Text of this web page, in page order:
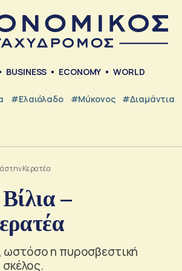
BUSINESS ECONOMY WORLD
#Ελαιόλαδο #Μύκονος #Διαμάντια
στην Κερατέα
–
ωστόσο η πυροσβεστική